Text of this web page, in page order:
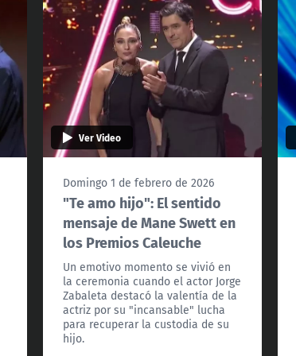
Ver Video
Domingo 1 de febrero de 2026
"Te amo hijo": El sentido
mensaje de Mane Swett en
los Premios Caleuche
Un emotivo momento se vivió en
la ceremonia cuando el actor Jorge
Zabaleta destacó la valentía de la
actriz por su "incansable" lucha
para recuperar la custodia de su
hijo.